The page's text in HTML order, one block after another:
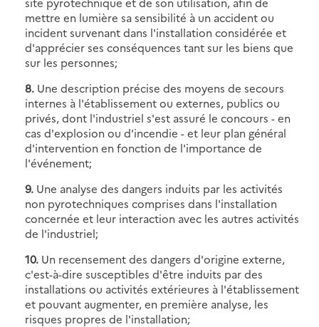
mettre en lumière sa sensibilité à un accident ou
incident survenant dans l'installation considérée et
d'apprécier ses conséquences tant sur les biens que
sur les personnes;
8. Une description précise des moyens de secours
internes à l'établissement ou externes, publics ou
privés, dont l'industriel s'est assuré le concours - en
cas d'explosion ou d'incendie - et leur plan général
d'intervention en fonction de l'importance de
l'événement;
9. Une analyse des dangers induits par les activités
non pyrotechniques comprises dans l'installation
concernée et leur interaction avec les autres activités
de l'industriel;
10. Un recensement des dangers d'origine externe,
c'est-à-dire susceptibles d'être induits par des
installations ou activités extérieures à l'établissement
et pouvant augmenter, en première analyse, les
risques propres de l'installation;